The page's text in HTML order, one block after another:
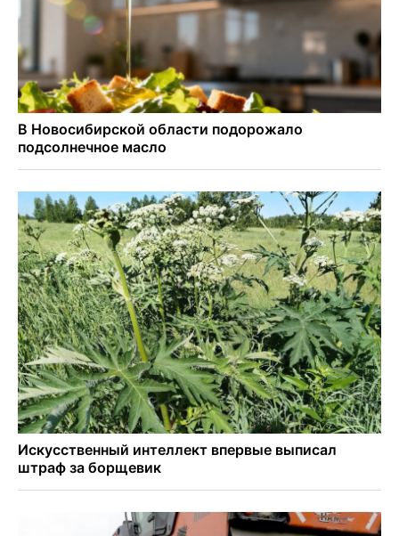
Новосибирские хирурги спасли сердце восьмиклассницы
с донорским клапаном